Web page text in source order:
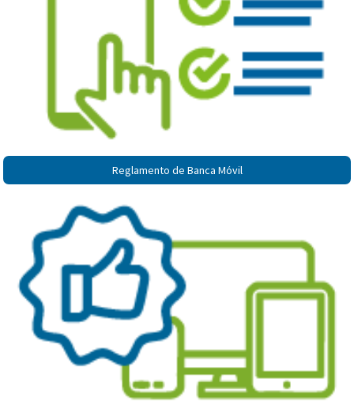
Reglamento de Banca Móvil